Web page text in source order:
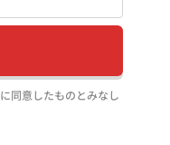
に同意したものとみなし